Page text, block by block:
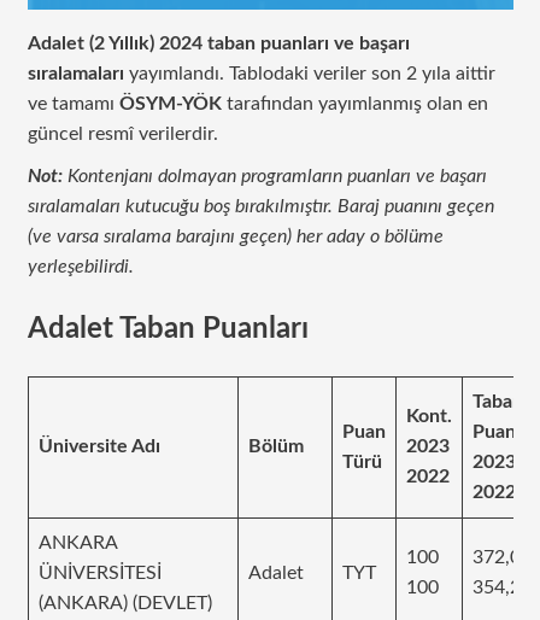
Adalet (2 Yıllık) 2024 taban puanları ve başarı
sıralamaları yayımlandı. Tablodaki veriler son 2 yıla aittir
ve tamamı ÖSYM-YÖKtarafından yayımlanmış olan en
güncel resmî verilerdir.
Not:Kontenjanı dolmayan programların puanları ve başarı
sıralamaları kutucuğu boş bırakılmıştır. Baraj puanını geçen
(ve varsa sıralama barajını geçen) her aday o bölüme
yerleşebilirdi.
Adalet Taban Puanları
Üniversite Adı Bölüm
Puan
Türü
Kont.
2023
2022
Taban
Puanı
2023
2022
ANKARA
ÜNİVERSİTESİ
(ANKARA) (DEVLET)
Adalet TYT
100
100